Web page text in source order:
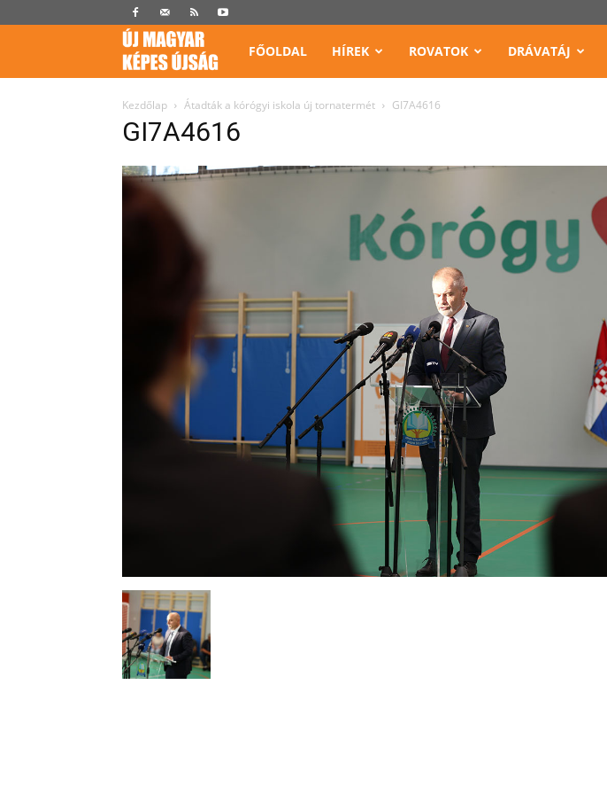
Képes
Újság
FŐOLDAL HÍREK ROVATOK DRÁVATÁJ
Kezdőlap Átadták a kórógyi iskola új tornatermét GI7A4616
GI7A4616